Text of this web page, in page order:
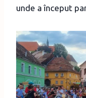
unde a început